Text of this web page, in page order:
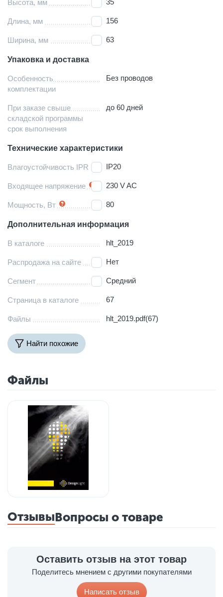
Высота, мм
Длина, мм 156
Ширина, мм 63
Упаковка и доставка
Особенность
комплектации
Без проводов
При заказе свыше
складской программы
срок выполнения
до 60 дней
Технические характеристики
Влагоустойчивость IPR IP20
Входящее напряжение 230 V AC
Мощность, Вт 80
Дополнительная информация
В каталоге hlt_2019
Распродажа на сайте Нет
Сегмент Средний
Страница в каталоге 67
Файлы hlt_2019.pdf(67)
Найти похожие
Файлы
ОтзывыВопросы о товаре
Оставить отзыв на этот товар
Поделитесь мнением с другими покупателями
Написать отзыв